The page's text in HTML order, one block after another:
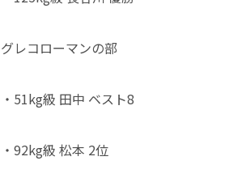
グレコローマンの部
・51kg級 田中 ベスト8
・92kg級 松本 2位